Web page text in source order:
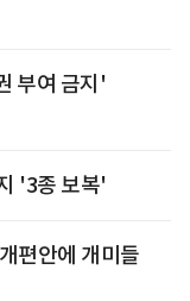
부여 금지'
'3종 보복'
편안에 개미들